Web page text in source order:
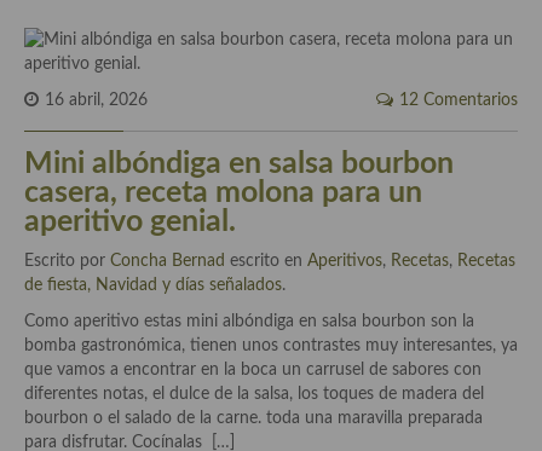
Flores en la cocina recetas
Técnicas de emplatado
El mundo del vino y las bebidas
Tiendas especiales
Especias, hierbas, condimentos, espesantes y aditivos
Historia de la gastronomía, platos celebres, cocineros, críticos,
historias culinarias y otras cosas
Origen y evolución de la comida
16 abril, 2026 12 Comentarios
Mini albóndiga en salsa bourbon
casera, receta molona para un
aperitivo genial.
Escrito por Concha Bernad escrito en Aperitivos, Recetas, Recetas
de fiesta, Navidad y días señalados.
Como aperitivo estas mini albóndiga en salsa bourbon son la
bomba gastronómica, tienen unos contrastes muy interesantes, ya
que vamos a encontrar en la boca un carrusel de sabores con
diferentes notas, el dulce de la salsa, los toques de madera del
bourbon o el salado de la carne. toda una maravilla preparada
para disfrutar. Cocínalas […]